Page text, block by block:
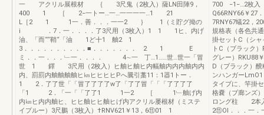
一 アクリル展根材 ｛ 3尺鬼（2枚入）薩LN田陣9，
400 1 ［ 2−一トー…一…一一一一…1 21
L［2 1 1一．善．．．一一2 ｝ 1（ミ貯グ拗の
i ．7．一．．．．了3尺用（3枚入）1 1 1ヒ、内げ
油、「而““鞘“「油 1ど十1 舳2 1
3．．．．．．．．．．■．．．．．．． 2 1 E
ミ．．一．．．﹂一．．．． 4∼一 丁…1……世…世一「冒
世 1 鐸 3尺用（2枚入）ヒ舳ヒ舳ヒ内幅舳内内内舳内内
内、罰罰内舳舳舳舳ヒ㎞ヒヒヒヒPへ騰引藁11：1器1トー．
1 2．了了世「「冒了了了了w了「了了冒「「「了了了了
「1 2．「一「「了了1 1一2 ［ 1﹂舳げ内
内㎞ヒ内内舳ヒ、ヒヒ舳ヒヒ舳ヒげ内アクリル屡根材（ミステ
イプルー）3尺鵬（3枚入）†RNV621￥13，6⑪01 1
700 −1−…2枚入
Q66RNY66
7RNY67蟻22，
規格表（各
掛セットC（シ
トC（ブラック
グレー）RKU88
D（ブラック）
ンハンガー
タイブに、竿掛
格嚢（ブ廊
ロング柱 2本入
2⑪Ol．．．一．